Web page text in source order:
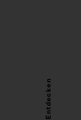
Entdecken